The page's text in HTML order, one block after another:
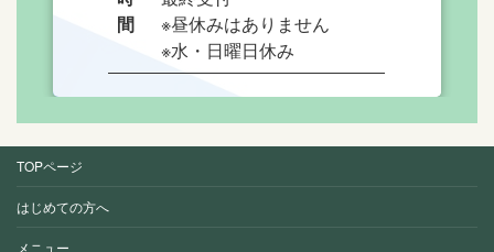
間
※昼休みはありません
※水・日曜日休み
TOPページ
はじめての方へ
メニュー